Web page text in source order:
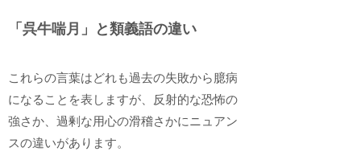
「呉牛喘月」と類義語の違い
これらの言葉はどれも過去の失敗から臆病
になることを表しますが、反射的な恐怖の
強さか、過剰な用心の滑稽さかにニュアン
スの違いがあります。